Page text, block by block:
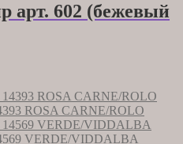
арт. 602 (бежевый
ROSA CARNE/ROLO
VERDE/VIDDALBA